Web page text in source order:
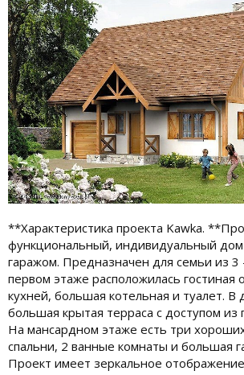
**Характеристика проекта Kawka.
функциональный, индивидуальный дом
гаражом. Предназначен для семьи из 3
первом этаже расположилась гостиная
кухней, большая котельная и туалет. В
большая крытая терраса с доступом из
На мансардном этаже есть три
спальни, 2 ванные комнаты и большая
Проект имеет зеркальное